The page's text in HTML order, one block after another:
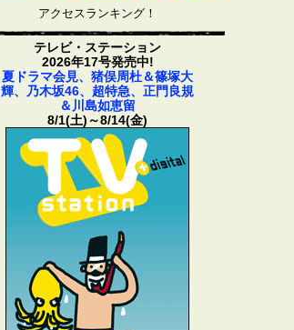
アクセスランキング！
テレビ・ステーション
2026年17号発売中!
夏ドラマ会見、猪俣周杜＆篠塚大
輝、乃木坂46、超特急、正門良規
＆川島如恵留
8/1(土)～8/14(金)